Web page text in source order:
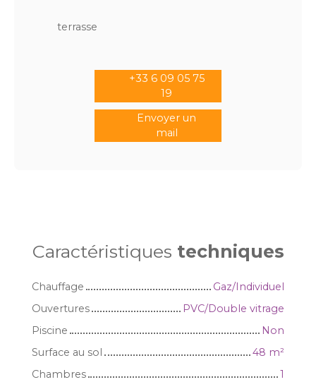
terrasse
+33 6 09 05 75
19
Envoyer un
mail
Caractéristiques techniques
Chauffage
Gaz/Individuel
Ouvertures
PVC/Double vitrage
Piscine
Non
Surface au sol
48 m²
Chambres
1